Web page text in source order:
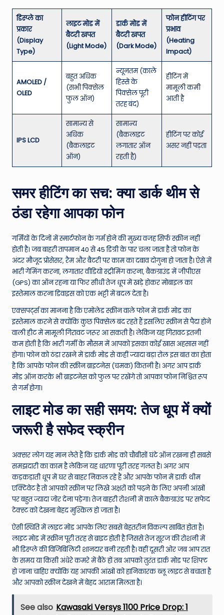
डिस्प्ले का
प्रकार
(Display
Type)
लाइट मोड में
बैटरी खपत
(Light Mode)
डार्क मोड में
बैटरी खपत
(Dark Mode)
फोन हीटिंग पर
प्रभाव
(Heating
Impact)
AMOLED /
OLED
बहुत अधिक
(सभी पिक्सेल
फुल ऑन)
न्यूनतम (काले
हिस्से के
पिक्सेल पूरी
तरह बंद)
हीटिंग में
मामूली कमी
आती है
IPS LCD
सामान्य से
अधिक
(बैकलाइट
ऑन)
सामान्य
(बैकलाइट
लगातार ऑन
रहती है)
हीटिंग पर कोई
असर नहीं पड़ता
समर हीटिंग का सच: क्या डार्क थीम से
ठंडा रहेगा आपका फोन
गर्मियों के दिनों में स्मार्टफोन के गर्म होने की मुख्य वजह सिर्फ स्क्रीन नहीं
होती है। जब बाहरी तापमान 40 से 45 डिग्री के पार चला जाता है तो फोन के
अंदर मौजूद प्रोसेसर, रैम और बैटरी पर काम का दबाव दोगुना हो जाता है। ऐसे में
भारी गेमिंग करना, लगातार वीडियो स्ट्रीमिंग करना, बैकग्राउंड में जीपीएस
(GPS) का ऑन रहना या फिर सीधी तेज धूप में खड़े होकर मोबाइल का
इस्तेमाल करना डिवाइस को एक भट्टी में बदल देता है।
एक्सपर्ट्स का मानना है कि एमोलेड स्क्रीन वाले फोन में डार्क मोड का
इस्तेमाल करने से क्योंकि कुछ पिक्सेल बंद रहते हैं इसलिए स्क्रीन से पैदा होने
वाली हीट में मामूली गिरावट जरूर आ सकती है। लेकिन यह गिरावट इतनी
कम होती है कि भारी गर्मी के मौसम में आपको इसका कोई खास अहसास नहीं
होगा। फोन को ठंडा रखने में डार्क मोड से कहीं ज्यादा बड़ा रोल इस बात का होता
है कि आपके फोन की स्क्रीन ब्राइटनेस (चमक) कितनी है। अगर आप डार्क
मोड ऑन करके भी ब्राइटनेस को फुल पर रखेंगे तो आपका फोन निश्चित रूप
से गर्म होगा।
लाइट मोड का सही समय: तेज धूप में क्यों
जरूरी है सफेद स्क्रीन
अक्सर लोग यह मान लेते हैं कि डार्क मोड को चौबीसों घंटे ऑन रखना ही सबसे
समझदारी का काम है लेकिन यह धारणा पूरी तरह गलत है। अगर आप
कड़कड़ाती धूप में घर से बाहर निकल रहे हैं और आपके फोन में डार्क थीम
एक्टिवेट है तो आपको स्क्रीन पर लिखे अक्षरों को पढ़ने के लिए अपनी आंखों
पर बहुत ज्यादा जोर देना पड़ेगा। तेज बाहरी रोशनी में काले बैकग्राउंड पर सफेद
टेक्स्ट को देखना बेहद मुश्किल हो जाता है।
ऐसी स्थिति में लाइट मोड आपके लिए सबसे बेहतरीन विकल्प साबित होता है।
लाइट मोड में स्क्रीन पूरी तरह से ब्राइट होती है जिससे तेज सूरज की रोशनी में
भी डिस्प्ले की विजिबिलिटी शानदार बनी रहती है। वहीं दूसरी ओर जब आप रात
के समय या किसी अंधेरे कमरे में बैठे हों तब आपको तुरंत डार्क मोड पर शिफ्ट
हो जाना चाहिए क्योंकि यह आपकी आंखों को हानिकारक ब्लू लाइट से बचाता है
और आपको स्क्रीन देखने में बेहद आराम मिलता है।
See also Kawasaki Versys 1100 Price Drop: 1